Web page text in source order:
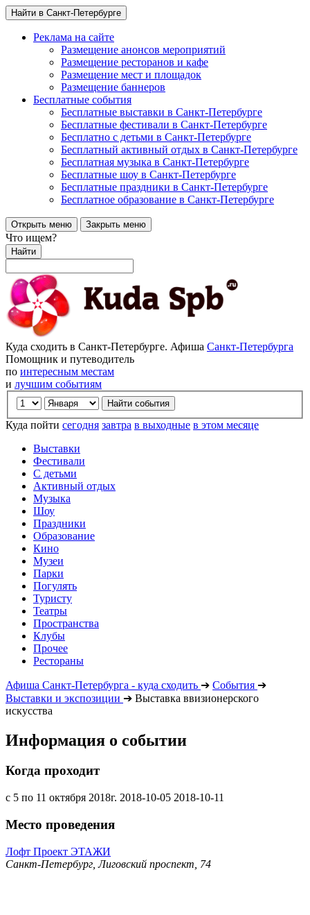
Найти в Санкт-Петербурге
Реклама на сайте
Размещение анонсов мероприятий
Размещение ресторанов и кафе
Размещение мест и площадок
Размещение баннеров
Бесплатные события
Бесплатные выставки в Санкт-Петербурге
Бесплатные фестивали в Санкт-Петербурге
Бесплатно с детьми в Санкт-Петербурге
Бесплатный активный отдых в Санкт-Петербурге
Бесплатная музыка в Санкт-Петербурге
Бесплатные шоу в Санкт-Петербурге
Бесплатные праздники в Санкт-Петербурге
Бесплатное образование в Санкт-Петербурге
Открыть меню Закрыть меню
Что ищем?
Найти
Куда сходить в Санкт-Петербурге. Афиша Санкт-Петербурга
Помощник и путеводитель
по интересным местам
и лучшим событиям
Куда пойти сегодня завтра в выходные в этом месяце
Выставки
Фестивали
С детьми
Активный отдых
Музыка
Шоу
Праздники
Образование
Кино
Музеи
Парки
Погулять
Туристу
Театры
Пространства
Клубы
Прочее
Рестораны
Афиша Санкт-Петербурга - куда сходить ➔ События ➔
Выставки и экспозиции ➔ Выставка ввизионерского
искусства
Информация о событии
Когда проходит
с 5 по 11 октября 2018г. 2018-10-05 2018-10-11
Место проведения
Лофт Проект ЭТАЖИ
Санкт-Петербург, Лиговский проспект, 74